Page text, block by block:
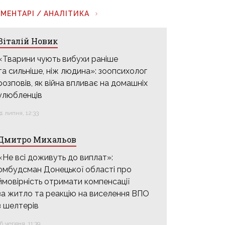
/ АНАЛІТИКА
Новик
чують вибухи раніше
сильніше, ніж людина»: зоопсихолог
як війна впливає на домашніх
липня, 12:33
Михальов
всі доживуть до виплат»:
Донецької області про
отримати компенсації
житло та реакцію на виселення ВПО
шелтерів
червня, 11:39